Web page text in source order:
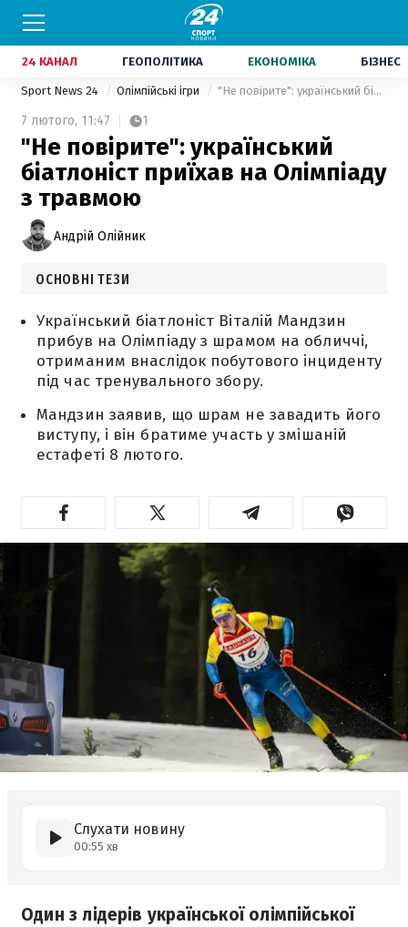
24 КАНАЛ ГЕОПОЛІТИКА ЕКОНОМІКА БІЗНЕС
Sport News 24 Олімпійські ігри "Не повірите": український біатлоніст приїхав на Олімпіаду з травмою
7 лютого, 11:47 1
"Не повірите": український
біатлоніст приїхав на Олімпіаду
з травмою
Андрій Олійник
ОСНОВНІ ТЕЗИ
Український біатлоніст Віталій Мандзин
прибув на Олімпіаду з шрамом на обличчі,
отриманим внаслідок побутового інциденту
під час тренувального збору.
Мандзин заявив, що шрам не завадить його
виступу, і він братиме участь у змішаній
естафеті 8 лютого.
Слухати новину
00:55 хв
Один з лідерів української олімпійської